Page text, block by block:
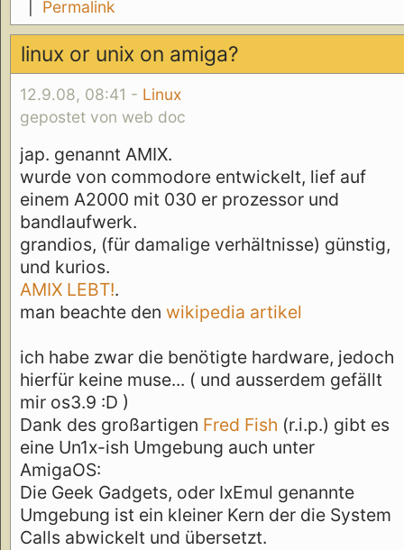
Permalink
linux or unix on amiga?
12.9.08, 08:41 - Linux
gepostet von web doc
jap. genannt AMIX.
wurde von commodore entwickelt, lief auf
einem A2000 mit 030 er prozessor und
bandlaufwerk.
grandios, (für damalige verhältnisse) günstig,
und kurios.
AMIX LEBT!.
man beachte den wikipedia artikel
ich habe zwar die benötigte hardware, jedoch
hierfür keine muse... ( und ausserdem gefällt
mir os3.9 :D )
Dank des großartigen Fred Fish (r.i.p.) gibt es
eine Un1x-ish Umgebung auch unter
AmigaOS:
Die Geek Gadgets, oder IxEmul genannte
Umgebung ist ein kleiner Kern der die System
Calls abwickelt und übersetzt.